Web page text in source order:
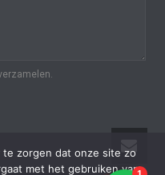
zorgen dat onze site zo
met het gebruiken van